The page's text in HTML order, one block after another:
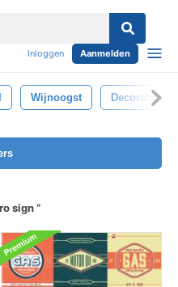
Inloggen Aanmelden
Wijnoogst Decoratie
sign